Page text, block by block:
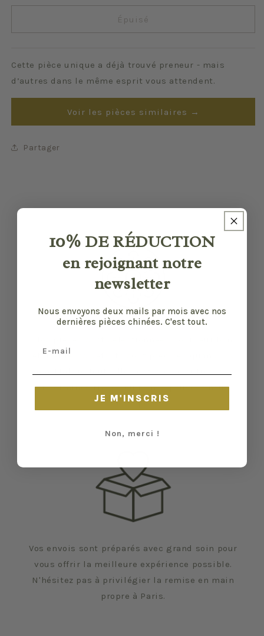
Trèfles
Trèfles
Épuisé
Cette pièce unique a déjà trouvé preneur - mais
d’autres dans le même esprit vous attendent.
Voir les pièces similaires →
Partager
état et leurs défauts sont précisés quand il y
et certaines traces du temps peuvent nous
échapper.
Vos envois sont préparés avec grand soin pour
vous offrir la meilleure expérience possible.
N'hésitez pas à privilégier la remise en main
propre à Paris.
10% DE RÉDUCTION
en rejoignant notre
newsletter
Nous envoyons deux mails par mois avec nos
dernières pièces chinées. C'est tout.
JE M'INSCRIS
Non, merci !